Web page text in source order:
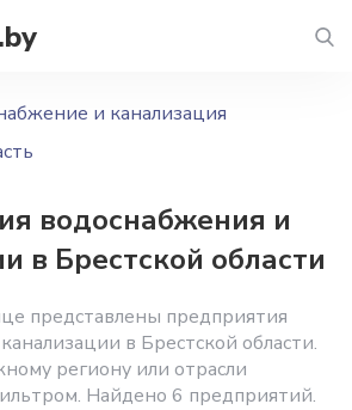
и канализация
водоснабжения и
в Брестской области
представлены предприятия
в Брестской области.
региону или отрасли
Найдено 6 предприятий.